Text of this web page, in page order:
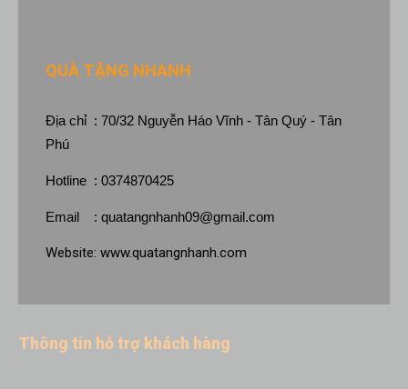
QUÀ TẶNG NHANH
Địa chỉ : 70/32 Nguyễn Háo Vĩnh - Tân Quý - Tân
Phú
Hotline : 0374870425
Email : quatangnhanh09@gmail.com
Website: www.quatangnhanh.com
Thông tin hỗ trợ khách hàng